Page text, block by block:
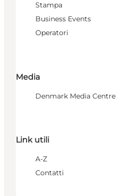
Stampa
Business Events
Operatori
Media
Denmark Media Centre
Link utili
A-Z
Contatti